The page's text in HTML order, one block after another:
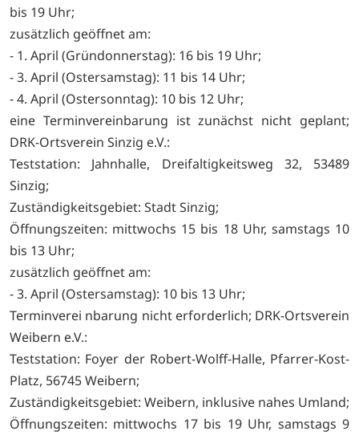
bis 19 Uhr;
zusätzlich geöffnet am:
- 1. April (Gründonnerstag): 16 bis 19 Uhr;
- 3. April (Ostersamstag): 11 bis 14 Uhr;
- 4. April (Ostersonntag): 10 bis 12 Uhr;
eine Terminvereinbarung ist zunächst nicht geplant;
DRK-Ortsverein Sinzig e.V.:
Teststation: Jahnhalle, Dreifaltigkeitsweg 32, 53489
Sinzig;
Zuständigkeitsgebiet: Stadt Sinzig;
Öffnungszeiten: mittwochs 15 bis 18 Uhr, samstags 10
bis 13 Uhr;
zusätzlich geöffnet am:
- 3. April (Ostersamstag): 10 bis 13 Uhr;
Terminverei nbarung nicht erforderlich; DRK-Ortsverein
Weibern e.V.:
Teststation: Foyer der Robert-Wolff-Halle, Pfarrer-Kost-
Platz, 56745 Weibern;
Zuständigkeitsgebiet: Weibern, inklusive nahes Umland;
Öffnungszeiten: mittwochs 17 bis 19 Uhr, samstags 9